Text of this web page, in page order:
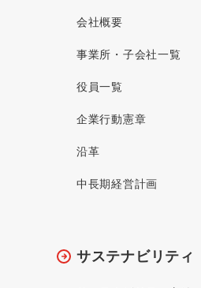
会社概要
事業所・子会社一覧
役員一覧
企業行動憲章
沿革
中長期経営計画
サステナビリティ